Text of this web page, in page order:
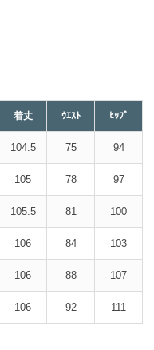
着丈 ｳｴｽﾄ ﾋｯﾌﾟ
104.5 75 94
105 78 97
105.5 81 100
106 84 103
106 88 107
106 92 111